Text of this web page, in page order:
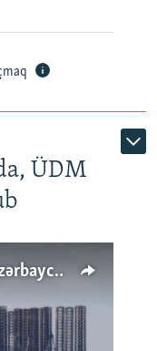
ÜDM
Cənubi Qafqazda ÜDM ən az Azərbaycanda artır: Qonşuları niyə Bakını qabaqlaya bilir?
available